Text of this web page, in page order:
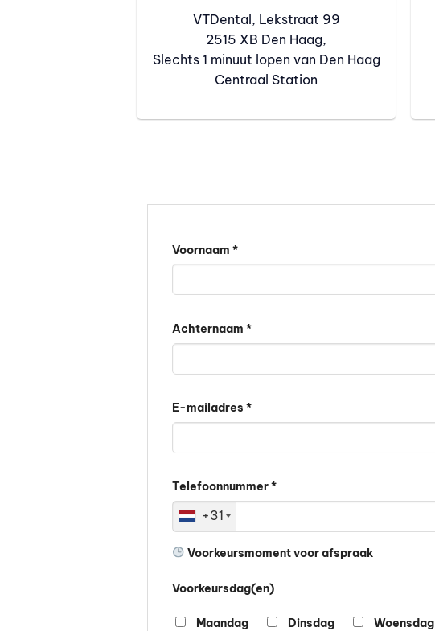
VTDental, Lekstraat 99
2515 XB Den Haag,
Slechts 1 minuut lopen van Den Haag
Centraal Station
Voornaam *
Achternaam *
E-mailadres *
Telefoonnummer *
+31
Voorkeursmoment voor afspraak
Voorkeursdag(en)
Maandag Dinsdag Woensdag